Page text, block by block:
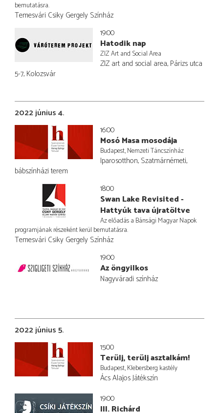
bemutatásra.
Temesvári Csiky Gergely Színház
19:00
Hatodik nap
ZIZ Art and Social Area
ZIZ art and social area, Párizs utca
5-7, Kolozsvár
2022 június 4.
16:00
Mosó Masa mosodája
Budapest, Nemzeti Táncszínház
Iparosotthon, Szatmárnémeti,
bábszínházi terem
18:00
Swan Lake Revisited -
Hattyúk tava újratöltve
Az előadás a Bánsági Magyar Napok
programjának részeként kerül bemutatásra.
Temesvári Csiky Gergely Színház
19:00
Az öngyilkos
Nagyváradi színház
2022 június 5.
15:00
Terülj, terülj asztalkám!
Budapest, Klebersberg kastély
Ács Alajos Játékszín
19:00
III. Richárd